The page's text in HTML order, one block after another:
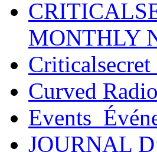
MONTHLY
Curved
JOURNAL